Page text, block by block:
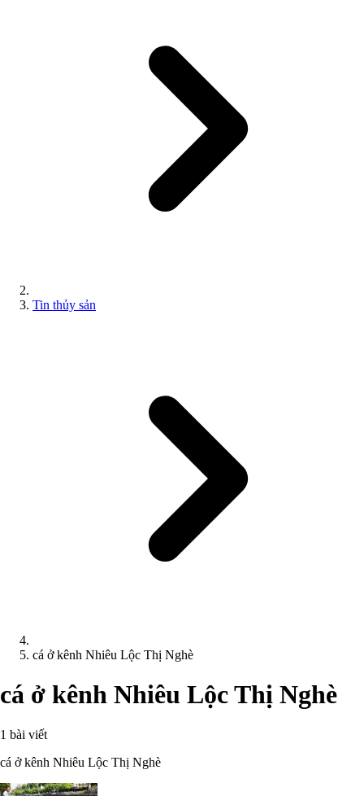
Tin thủy sản
cá ở kênh Nhiêu Lộc Thị Nghè
cá ở kênh Nhiêu Lộc Thị Nghè
1 bài viết
cá ở kênh Nhiêu Lộc Thị Nghè